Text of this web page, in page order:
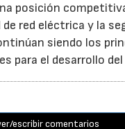
posición
red eléctrica y la
siendo los
para el desarrollo
escribir comentarios